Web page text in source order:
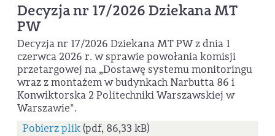
Decyzja nr 17/2026 Dziekana MT
PW
Decyzja nr 17/2026 Dziekana MT PW z dnia 1
czerwca 2026 r. w sprawie powołania komisji
przetargowej na „Dostawę systemu monitoringu
wraz z montażem w budynkach Narbutta 86 i
Konwiktorska 2 Politechniki Warszawskiej w
Warszawie".
Pobierz plik(pdf, 86,33 kB)